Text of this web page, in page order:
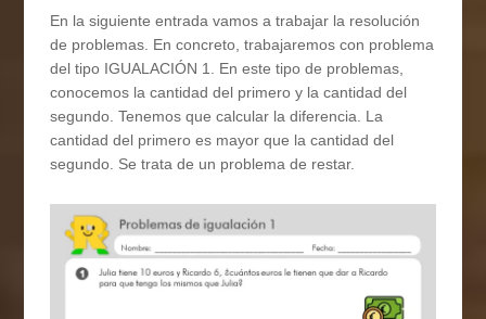
En la siguiente entrada vamos a trabajar la resolución
de problemas. En concreto, trabajaremos con problema
del tipo IGUALACIÓN 1. En este tipo de problemas,
conocemos la cantidad del primero y la cantidad del
segundo. Tenemos que calcular la diferencia. La
cantidad del primero es mayor que la cantidad del
segundo. Se trata de un problema de restar.